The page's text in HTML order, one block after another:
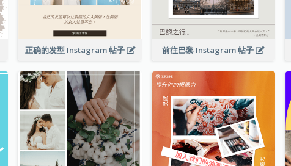
正确的发型 Instagram 帖子 前往巴黎 Instagram 帖子